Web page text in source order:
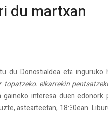
du martxan
du Donostialdea eta inguruko
topatzeko, elkarrekin
interesa duen edonork
astearteetan, 18:30ean.